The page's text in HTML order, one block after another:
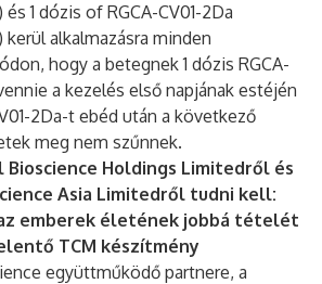
1 dózis of RGCA-CV01-2Da
alkalmazásra minden
hogy a betegnek 1 dózis RGCA-
a kezelés első napjának estéjén
2Da-t ebéd után a következő
meg nem szűnnek.
Bioscience Holdings Limitedről és
Asia Limitedről tudni kell:
emberek életének jobbá tételét
TCM készítmény
együttműködő partnere, a